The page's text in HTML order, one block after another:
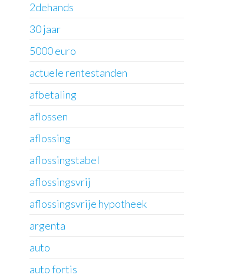
2dehands
30 jaar
5000 euro
actuele rentestanden
afbetaling
aflossen
aflossing
aflossingstabel
aflossingsvrij
aflossingsvrije hypotheek
argenta
auto
auto fortis